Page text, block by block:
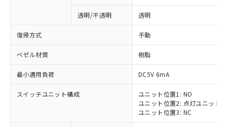
透明/不透明 透明
復帰方式 手動
ベゼル材質 樹脂
最小適用負荷 DC5V 6mA
スイッチユニット構成
ユニット位置1: NO
ユニット位置2: 点灯ユニット
ユニット位置3: NC